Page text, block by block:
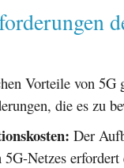
Vorteile von 5G
die es zu
Der
5G-Netzes erfordert